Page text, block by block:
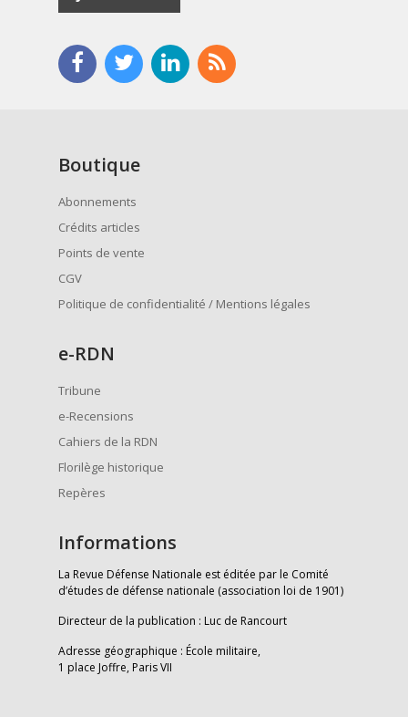
Boutique
Abonnements
Crédits articles
Points de vente
CGV
Politique de confidentialité / Mentions légales
e-RDN
Tribune
e-Recensions
Cahiers de la RDN
Florilège historique
Repères
Informations
La Revue Défense Nationale est éditée par le Comité
d’études de défense nationale (association loi de 1901)
Directeur de la publication : Luc de Rancourt
Adresse géographique : École militaire,
1 place Joffre, Paris VII